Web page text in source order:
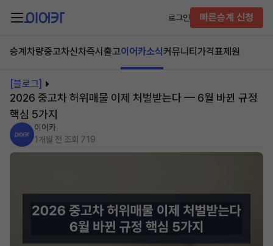
로그인 빠른승계 신청
승계차량중고차신차즉시출고이어카소식커뮤니티 가격표제원
[블로그]
2026 중고차 허위매물 이제 처벌받는다 — 6월 바뀐 규정
핵심 5가지
이어카
1개월 전 조회 719